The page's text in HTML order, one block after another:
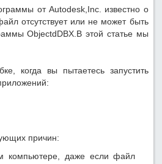
от Autodesk,Inc. известно о
отсутствует или не может быть
ObjectdDBX.В этой статье мы
когда вы пытаетесь запустить
причин:
компьютере, даже если файл